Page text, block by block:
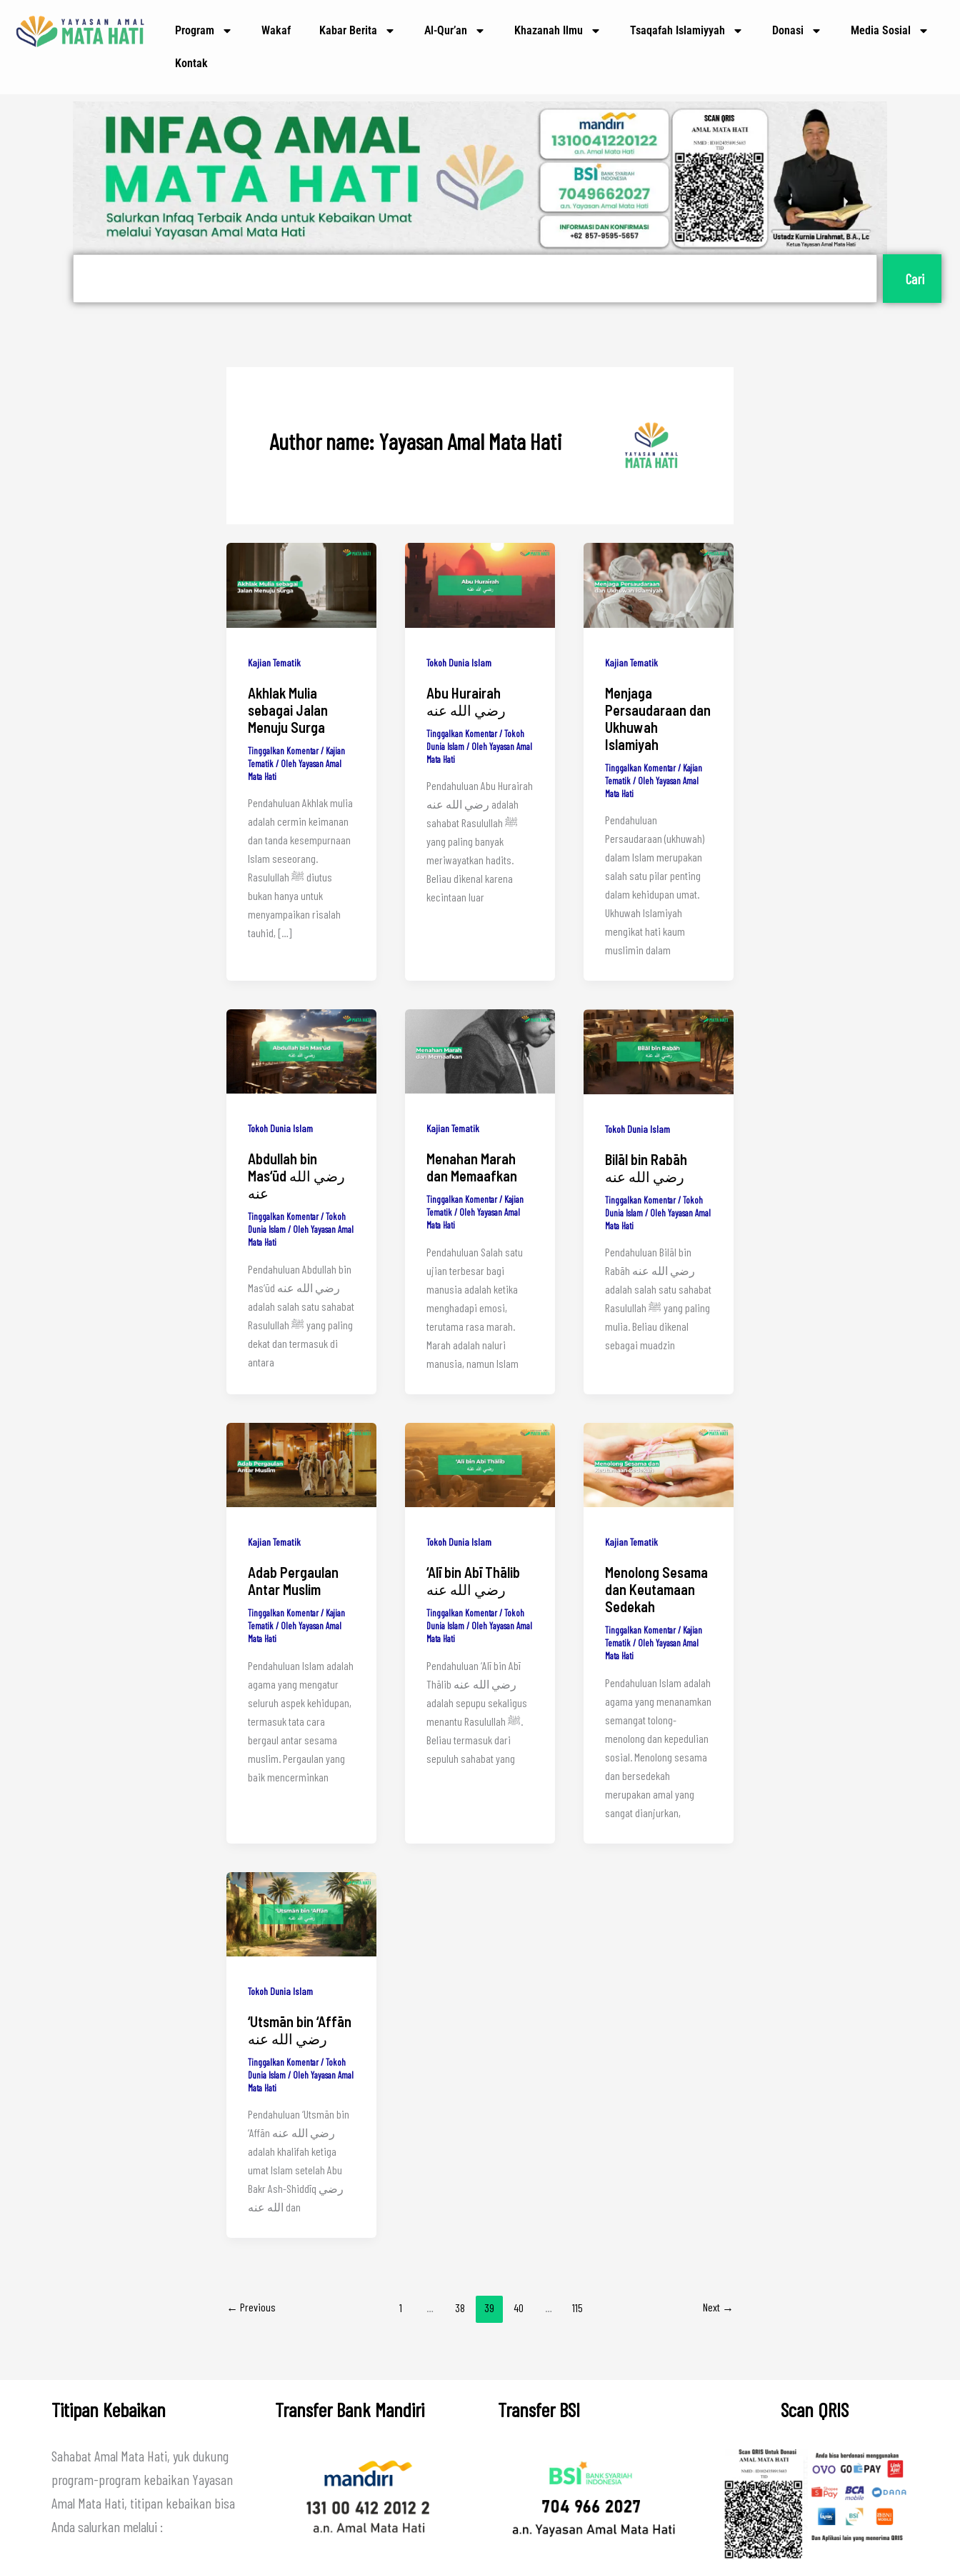
Program Wakaf Kabar Berita Al-Qur’an Khazanah Ilmu Tsaqafah Islamiyyah Donasi Media Sosial
Kontak
Cari
Author name: Yayasan Amal Mata Hati
Kajian Tematik
Akhlak Mulia
sebagai Jalan
Menuju Surga
Tinggalkan Komentar/ Kajian
Tematik/ OlehYayasan Amal
Mata Hati
Pendahuluan Akhlak mulia
adalah cermin keimanan
dan tanda kesempurnaan
Islam seseorang.
Rasulullah ﷺ diutus
bukan hanya untuk
menyampaikan risalah
tauhid, […]
Tokoh Dunia Islam
Abu Hurairah
رضي الله عنه
Tinggalkan Komentar/Tokoh
Dunia Islam/ OlehYayasan Amal
Mata Hati
Pendahuluan Abu Hurairah
رضي الله عنه adalah
sahabat Rasulullah ﷺ
yang paling banyak
meriwayatkan hadits.
Beliau dikenal karena
kecintaan luar
Kajian Tematik
Menjaga
Persaudaraan dan
Ukhuwah
Islamiyah
Tinggalkan Komentar/ Kajian
Tematik/ OlehYayasan Amal
Mata Hati
Pendahuluan
Persaudaraan (ukhuwah)
dalam Islam merupakan
salah satu pilar penting
dalam kehidupan umat.
Ukhuwah Islamiyah
mengikat hati kaum
muslimin dalam
Tokoh Dunia Islam
Abdullah bin
Mas‘ūd رضي الله
عنه
Tinggalkan Komentar/Tokoh
Dunia Islam/ OlehYayasan Amal
Mata Hati
Pendahuluan Abdullah bin
Mas‘ūd رضي الله عنه
adalah salah satu sahabat
Rasulullah ﷺ yang paling
dekat dan termasuk di
antara
Kajian Tematik
Menahan Marah
dan Memaafkan
Tinggalkan Komentar/ Kajian
Tematik/ OlehYayasan Amal
Mata Hati
Pendahuluan Salah satu
ujian terbesar bagi
manusia adalah ketika
menghadapi emosi,
terutama rasa marah.
Marah adalah naluri
manusia, namun Islam
Tokoh Dunia Islam
Bilāl bin Rabāh
رضي الله عنه
Tinggalkan Komentar/Tokoh
Dunia Islam/ OlehYayasan Amal
Mata Hati
Pendahuluan Bilāl bin
Rabāh رضي الله عنه
adalah salah satu sahabat
Rasulullah ﷺ yang paling
mulia. Beliau dikenal
sebagai muadzin
Kajian Tematik
Adab Pergaulan
Antar Muslim
Tinggalkan Komentar/ Kajian
Tematik/ OlehYayasan Amal
Mata Hati
Pendahuluan Islam adalah
agama yang mengatur
seluruh aspek kehidupan,
termasuk tata cara
bergaul antar sesama
muslim. Pergaulan yang
baik mencerminkan
Tokoh Dunia Islam
‘Alī bin Abī Thālib
رضي الله عنه
Tinggalkan Komentar/Tokoh
Dunia Islam/ OlehYayasan Amal
Mata Hati
Pendahuluan ‘Alī bin Abī
Thālib رضي الله عنه
adalah sepupu sekaligus
menantu Rasulullah ﷺ.
Beliau termasuk dari
sepuluh sahabat yang
Kajian Tematik
Menolong Sesama
dan Keutamaan
Sedekah
Tinggalkan Komentar/ Kajian
Tematik/ OlehYayasan Amal
Mata Hati
Pendahuluan Islam adalah
agama yang menanamkan
semangat tolong-
menolong dan kepedulian
sosial. Menolong sesama
dan bersedekah
merupakan amal yang
sangat dianjurkan,
Tokoh Dunia Islam
‘Utsmān bin ‘Affān
رضي الله عنه
Tinggalkan Komentar/Tokoh
Dunia Islam/ OlehYayasan Amal
Mata Hati
Pendahuluan ‘Utsmān bin
‘Affān رضي الله عنه
adalah khalifah ketiga
umat Islam setelah Abu
Bakr Ash-Shiddīq رضي
الله عنه dan
← Previous 1 … 38 39 40 … 115 Next →
Titipan Kebaikan
Sahabat Amal Mata Hati, yuk dukung
program-program kebaikan Yayasan
Amal Mata Hati, titipan kebaikan bisa
Anda salurkan melalui :
Transfer Bank Mandiri Transfer BSI Scan QRIS